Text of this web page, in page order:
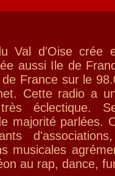
Val d'Oise crée
aussi Ile de
France sur le
Cette radio a
éclectique.
majorité parlées.
musicales
au rap, dance,